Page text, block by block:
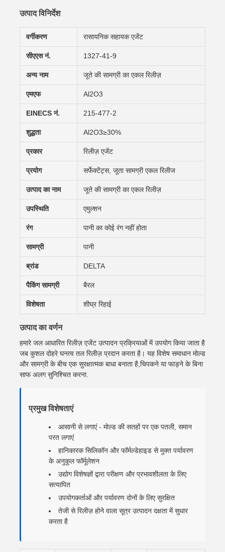
उत्पाद विनिर्देश
वर्गीकरण रासायनिक सहायक एजेंट
सीएएस नं. 1327-41-9
अन्य नाम जूते की सामग्री का एकल रिलीज़
एमएफ Al2O3
EINECS नं. 215-477-2
शुद्धता Al2O3≥30%
प्रकार रिलीज़ एजेंट
प्रयोग सर्फेक्टेंट्स, जूता सामग्री एकल रिलीज
उत्पाद का नाम जूते की सामग्री का एकल रिलीज़
उपस्थिति एमुल्शन
रंग पानी का कोई रंग नहीं होता
सामग्री पानी
ब्रांड DELTA
पैकिंग सामग्री बैरल
विशेषता शीघ्र रिहाई
उत्पाद का वर्णन
हमारे जल आधारित रिलीज़ एजेंट उत्पादन प्रक्रियाओं में उपयोग किया जाता है
जब कुशल दोहरे घनत्व तल रिलीज़ प्रदान करता है। यह विशेष समाधान मोल्ड
और सामग्री के बीच एक सुरक्षात्मक बाधा बनाता है,चिपकने या फाड़ने के बिना
साफ अलग सुनिश्चित करना.
प्रमुख विशेषताएं
आसानी से लगाएं - मोल्ड की सतहों पर एक पतली, समान
परत लगाएं
हानिकारक सिलिकॉन और फॉर्मल्डेहाइड से मुक्त पर्यावरण
के अनुकूल फॉर्मूलेशन
उद्योग विशेषज्ञों द्वारा परीक्षण और प्रभावशीलता के लिए
सत्यापित
उपयोगकर्ताओं और पर्यावरण दोनों के लिए सुरक्षित
तेजी से रिलीज़ होने वाला सूत्र उत्पादन दक्षता में सुधार
करता है